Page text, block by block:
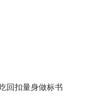
回扣量身做标书